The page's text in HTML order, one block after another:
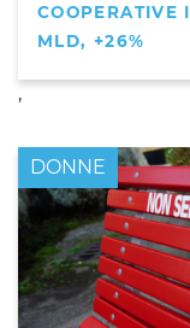
COOPERATIVE
MLD, +26%
,
DONNE